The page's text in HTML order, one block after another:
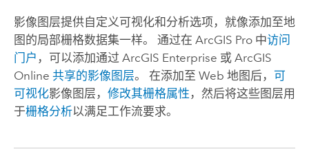
影像图层提供自定义可视化和分析选项，就像添加至地
图的局部栅格数据集一样。 通过在 ArcGIS Pro中访问
门户 ，可以添加通过 ArcGIS Enterprise 或 ArcGIS
Online 共享的影像图层。 在添加至 Web 地图后， 可
可视化影像图层， 修改其栅格属性 ，然后将这些图层用
于栅格分析以满足工作流要求。